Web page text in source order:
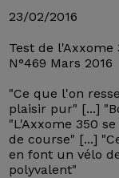
23/02/2016
Test de l'Axxome
N°469 Mars 2016
"Ce que l'on
plaisir pur" [...]
"L'Axxome 350
de course" [...]
en font un vélo
polyvalent"